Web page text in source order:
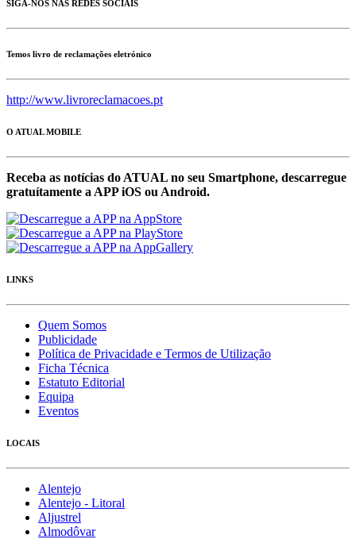
SIGA-NOS NAS REDES SOCIAIS
Temos livro de reclamações eletrónico
http://www.livroreclamacoes.pt
O ATUAL MOBILE
Receba as notícias do ATUAL no seu Smartphone, descarregue
gratuítamente a APP iOS ou Android.
LINKS
Quem Somos
Publicidade
Política de Privacidade e Termos de Utilização
Ficha Técnica
Estatuto Editorial
Equipa
Eventos
LOCAIS
Alentejo
Alentejo - Litoral
Aljustrel
Almodôvar